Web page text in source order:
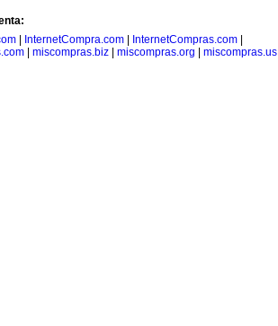
InternetCompra.com InternetCompras.com
| miscompras.biz| miscompras.org miscompras.us|